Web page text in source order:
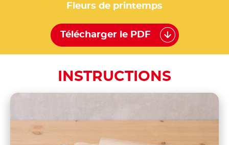
Fleurs de printemps
Télécharger le PDF
INSTRUCTIONS